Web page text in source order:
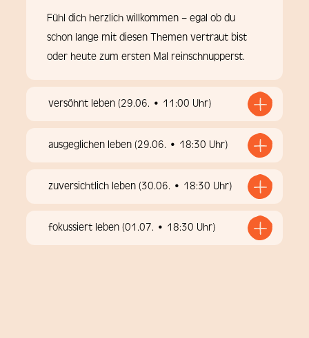
Fühl dich herzlich willkommen – egal ob du
schon lange mit diesen Themen vertraut bist
oder heute zum ersten Mal reinschnupperst.
versöhnt leben (29.06. • 11:00 Uhr)
ausgeglichen leben (29.06. • 18:30 Uhr)
zuversichtlich leben (30.06. • 18:30 Uhr)
fokussiert leben (01.07. • 18:30 Uhr)